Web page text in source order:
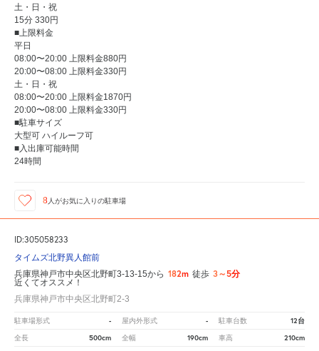
土・日・祝
15分 330円
■上限料金
平日
08:00〜20:00 上限料金880円
20:00〜08:00 上限料金330円
土・日・祝
08:00〜20:00 上限料金1870円
20:00〜08:00 上限料金330円
■駐車サイズ
大型可 ハイルーフ可
■入出庫可能時間
24時間
8 人がお気に入りの駐車場
ID:305058233
タイムズ北野異人館前
兵庫県神戸市中央区北野町3-13-15から 182m 徒歩 3～5分
近くてオススメ！
兵庫県神戸市中央区北野町2-3
駐車場形式 - 屋内外形式 - 駐車台数 12台
全長 500cm 全幅 190cm 車高 210cm